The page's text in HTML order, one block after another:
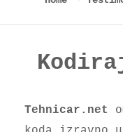
Tehnicar.net